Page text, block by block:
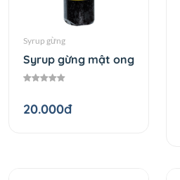
Syrup gừng
Syrup gừng mật ong
20.000đ